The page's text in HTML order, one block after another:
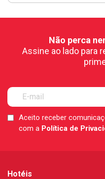
Não perca
Assine ao lado para
LGPDAceito receber
com a Política de
Hotéis